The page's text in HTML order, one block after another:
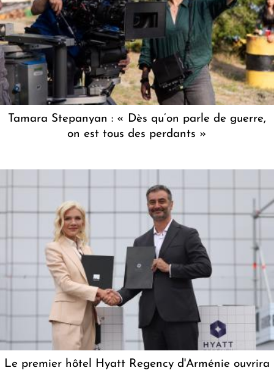
Tamara Stepanyan : « Dès qu’on parle de guerre,
on est tous des perdants »
Le premier hôtel Hyatt Regency d'Arménie ouvrira